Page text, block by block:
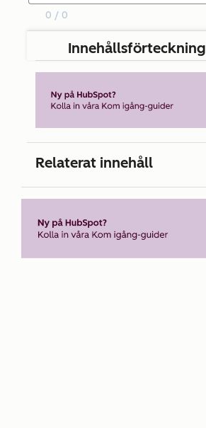
0 / 0
Innehållsförteckning
Relaterat innehåll